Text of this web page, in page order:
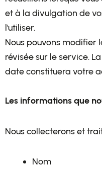
et à la divulgation de
l'utiliser.
Nous pouvons
révisée sur le service.
date constituera votre
Les informations que
Nous collecterons et
Nom